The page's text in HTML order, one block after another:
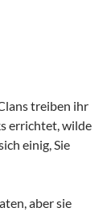
treiben ihr
errichtet, wilde
einig, Sie
aber sie